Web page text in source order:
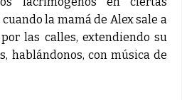
cuando la mamá de Alex sale a
las calles, extendiendo su
hablándonos, con música de